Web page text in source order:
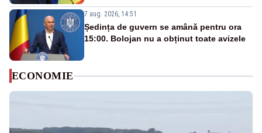
7 aug. 2026, 14:51
Ședința de guvern se amână pentru ora
15:00. Bolojan nu a obținut toate avizele
ECONOMIE